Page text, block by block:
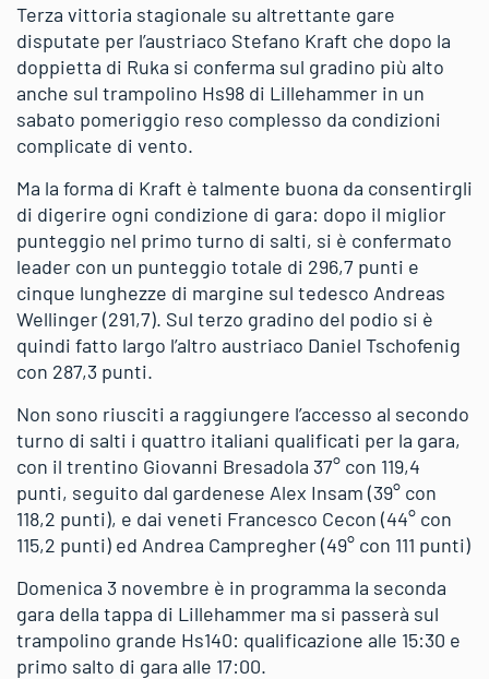
Terza vittoria stagionale su altrettante gare
disputate per l’austriaco Stefano Kraft che dopo la
doppietta di Ruka si conferma sul gradino più alto
anche sul trampolino Hs98 di Lillehammer in un
sabato pomeriggio reso complesso da condizioni
complicate di vento.
Ma la forma di Kraft è talmente buona da consentirgli
di digerire ogni condizione di gara: dopo il miglior
punteggio nel primo turno di salti, si è confermato
leader con un punteggio totale di 296,7 punti e
cinque lunghezze di margine sul tedesco Andreas
Wellinger (291,7). Sul terzo gradino del podio si è
quindi fatto largo l’altro austriaco Daniel Tschofenig
con 287,3 punti.
Non sono riusciti a raggiungere l’accesso al secondo
turno di salti i quattro italiani qualificati per la gara,
con il trentino Giovanni Bresadola 37° con 119,4
punti, seguito dal gardenese Alex Insam (39° con
118,2 punti), e dai veneti Francesco Cecon (44° con
115,2 punti) ed Andrea Campregher (49° con 111 punti)
Domenica 3 novembre è in programma la seconda
gara della tappa di Lillehammer ma si passerà sul
trampolino grande Hs140: qualificazione alle 15:30 e
primo salto di gara alle 17:00.